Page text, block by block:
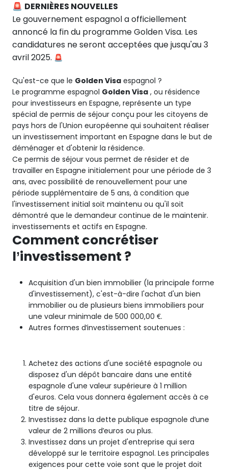
🚨 DERNIÈRES NOUVELLES
Le gouvernement espagnol a officiellement
annoncé la fin du programme Golden Visa. Les
candidatures ne seront acceptées que jusqu'au 3
avril 2025. 🚨
Qu'est-ce que le Golden Visa espagnol ?
Le programme espagnol Golden Visa , ou résidence
pour investisseurs en Espagne, représente un type
spécial de permis de séjour conçu pour les citoyens de
pays hors de l'Union européenne qui souhaitent réaliser
un investissement important en Espagne dans le but de
déménager et d'obtenir la résidence.
Ce permis de séjour vous permet de résider et de
travailler en Espagne initialement pour une période de 3
ans, avec possibilité de renouvellement pour une
période supplémentaire de 5 ans, à condition que
l'investissement initial soit maintenu ou qu'il soit
démontré que le demandeur continue de le maintenir.
investissements et actifs en Espagne.
Comment concrétiser
l’investissement ?
Acquisition d'un bien immobilier (la principale forme
d'investissement), c'est-à-dire l'achat d'un bien
immobilier ou de plusieurs biens immobiliers pour
une valeur minimale de 500 000,00 €.
Autres formes d’investissement soutenues :
Achetez des actions d'une société espagnole ou
disposez d'un dépôt bancaire dans une entité
espagnole d'une valeur supérieure à 1 million
d'euros. Cela vous donnera également accès à ce
titre de séjour.
Investissez dans la dette publique espagnole d’une
valeur de 2 millions d’euros ou plus.
Investissez dans un projet d'entreprise qui sera
développé sur le territoire espagnol. Les principales
exigences pour cette voie sont que le projet doit